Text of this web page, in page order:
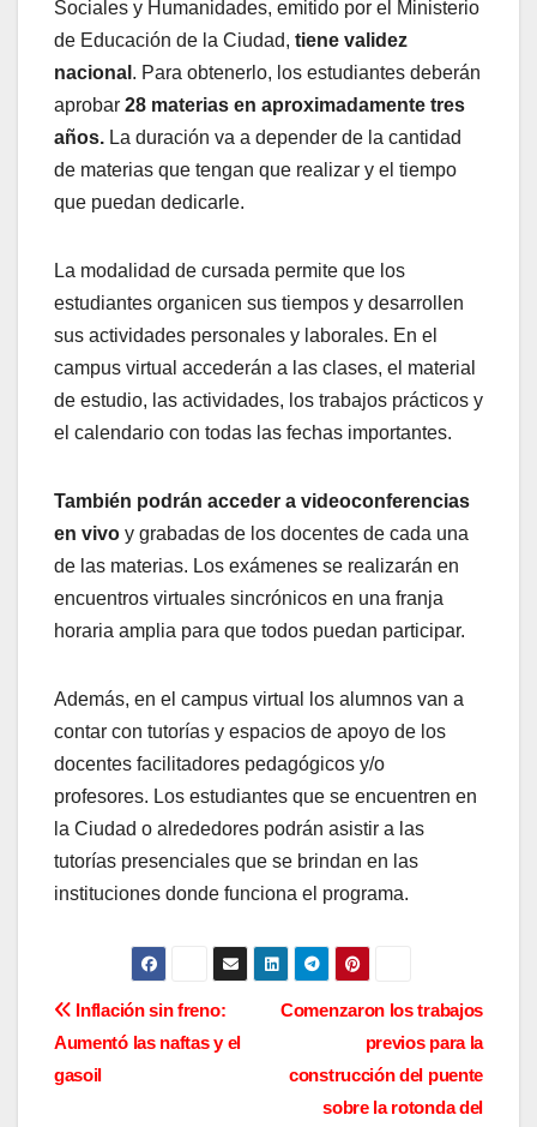
Sociales y Humanidades, emitido por el Ministerio
de Educación de la Ciudad, tiene validez
nacional . Para obtenerlo, los estudiantes deberán
aprobar 28 materias en aproximadamente tres
años. La duración va a depender de la cantidad
de materias que tengan que realizar y el tiempo
que puedan dedicarle.
La modalidad de cursada permite que los
estudiantes organicen sus tiempos y desarrollen
sus actividades personales y laborales. En el
campus virtual accederán a las clases, el material
de estudio, las actividades, los trabajos prácticos y
el calendario con todas las fechas importantes.
También podrán acceder a videoconferencias
en vivo y grabadas de los docentes de cada una
de las materias. Los exámenes se realizarán en
encuentros virtuales sincrónicos en una franja
horaria amplia para que todos puedan participar.
Además, en el campus virtual los alumnos van a
contar con tutorías y espacios de apoyo de los
docentes facilitadores pedagógicos y/o
profesores. Los estudiantes que se encuentren en
la Ciudad o alrededores podrán asistir a las
tutorías presenciales que se brindan en las
instituciones donde funciona el programa.
N
a
Comenzaron los trabajos
previos para la
construcción del puente
sobre la rotonda del
Inflación sin freno:
Aumentó las naftas y el
gasoil